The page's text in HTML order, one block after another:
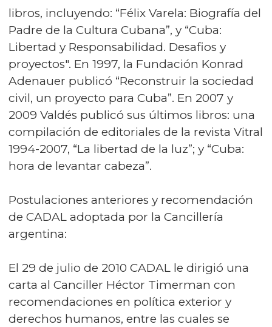
libros, incluyendo: “Félix Varela: Biografía del
Padre de la Cultura Cubana”, y “Cuba:
Libertad y Responsabilidad. Desafios y
proyectos". En 1997, la Fundación Konrad
Adenauer publicó “Reconstruir la sociedad
civil, un proyecto para Cuba”. En 2007 y
2009 Valdés publicó sus últimos libros: una
compilación de editoriales de la revista Vitral
1994-2007, “La libertad de la luz”; y “Cuba:
hora de levantar cabeza”.
Postulaciones anteriores y recomendación
de CADAL adoptada por la Cancillería
argentina:
El 29 de julio de 2010 CADAL le dirigió una
carta al Canciller Héctor Timerman con
recomendaciones en política exterior y
derechos humanos, entre las cuales se